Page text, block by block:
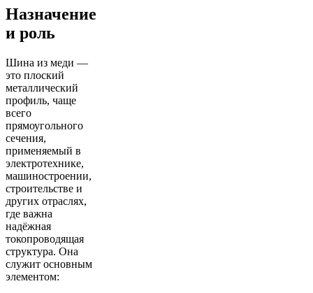
Назначение
и роль
Шина из меди —
это плоский
металлический
профиль, чаще
всего
прямоугольного
сечения,
применяемый в
электротехнике,
машиностроении,
строительстве и
других отраслях,
где важна
надёжная
токопроводящая
структура. Она
служит основным
элементом: